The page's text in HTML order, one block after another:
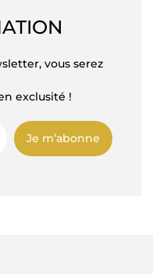
vous serez
exclusité !
Je m’abonne